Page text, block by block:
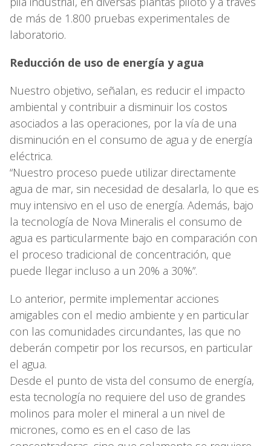
de más de 1.800 pruebas experimentales de
laboratorio.
Reducción de uso de energía y agua
Nuestro objetivo, señalan, es reducir el impacto
ambiental y contribuir a disminuir los costos
asociados a las operaciones, por la vía de una
disminución en el consumo de agua y de energía
eléctrica.
“Nuestro proceso puede utilizar directamente
agua de mar, sin necesidad de desalarla, lo que es
muy intensivo en el uso de energía. Además, bajo
la tecnología de Nova Mineralis el consumo de
agua es particularmente bajo en comparación con
el proceso tradicional de concentración, que
puede llegar incluso a un 20% a 30%”.
Lo anterior, permite implementar acciones
amigables con el medio ambiente y en particular
con las comunidades circundantes, las que no
deberán competir por los recursos, en particular
el agua.
Desde el punto de vista del consumo de energía,
esta tecnología no requiere del uso de grandes
molinos para moler el mineral a un nivel de
micrones, como es en el caso de las